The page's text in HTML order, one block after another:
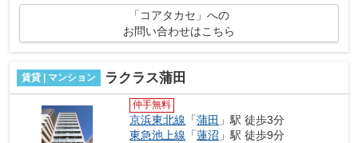
「コアタカセ」への
お問い合わせはこちら
賃貸 | マンション ラクラス蒲田
仲手無料
京浜東北線 「蒲田 」駅 徒歩3分
東急池上線 「蓮沼 」駅 徒歩9分